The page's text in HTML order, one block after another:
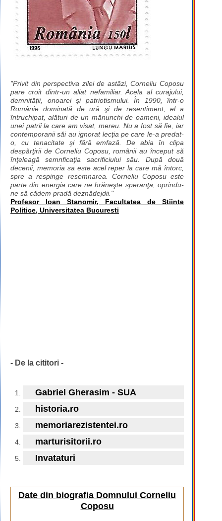
"Privit din perspectiva zilei de astăzi, Corneliu Coposu
pare croit dintr-un aliat nefamiliar. Acela al curajului,
demnităţii, onoarei şi patriotismului. În 1990, într-o
Românie dominată de ură şi de resentiment, el a
întruchipat, alături de un mănunchi de oameni, idealul
unei patrii la care am visat, mereu. Nu a fost să fie, iar
contemporanii săi au ignorat lecţia pe care le-a predat-
o, cu tenacitate şi fără emfază. De abia în clipa
despărţirii de Corneliu Coposu, românii au început să
înţeleagă semnficaţia sacrificiului său. După două
decenii, memoria sa este acel reper la care mă întorc,
spre a respinge resemnarea. Corneliu Coposu este
parte din energia care ne hrăneşte speranţa, oprindu-
ne să cădem pradă deznădejdii."
Profesor Ioan Stanomir, Facultatea de Stiinte
Politice, Universitatea Bucuresti
- De la cititori -
Gabriel Gherasim - SUA
historia.ro
memoriarezistentei.ro
marturisitorii.ro
Invataturi
Date din biografia Domnului Corneliu
Coposu